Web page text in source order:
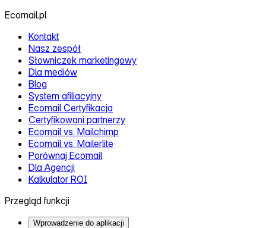
Ecomail.pl
Kontakt
Nasz zespół
Słowniczek marketingowy
Dla mediów
Blog
System afiliacyjny
Ecomail Certyfikacja
Certyfikowani partnerzy
Ecomail vs. Mailchimp
Ecomail vs. Mailerlite
Porównaj Ecomail
Dla Agencji
Kalkulator ROI
Przegląd funkcji
Wprowadzenie do aplikacji